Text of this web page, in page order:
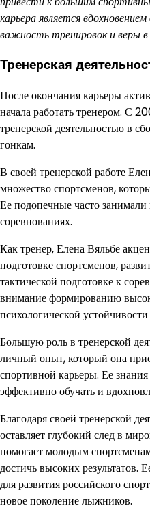
карьера является
важность тренировок и веры в
Тренерская
После окончания карьеры
начала работать тренером. С
тренерской деятельностью в
гонкам.
В своей тренерской работе
множество спортсменов,
Ее подопечные часто
соревнованиях.
Как тренер, Елена Вяльбе
подготовке спортсменов,
тактической подготовке к
внимание формированию
психологической
Большую роль в тренерской
личный опыт, который она
спортивной карьеры. Ее
эффективно обучать и
Благодаря своей тренерской
оставляет глубокий след в
помогает молодым
достичь высоких результатов.
для развития российского
новое поколение лыжников.